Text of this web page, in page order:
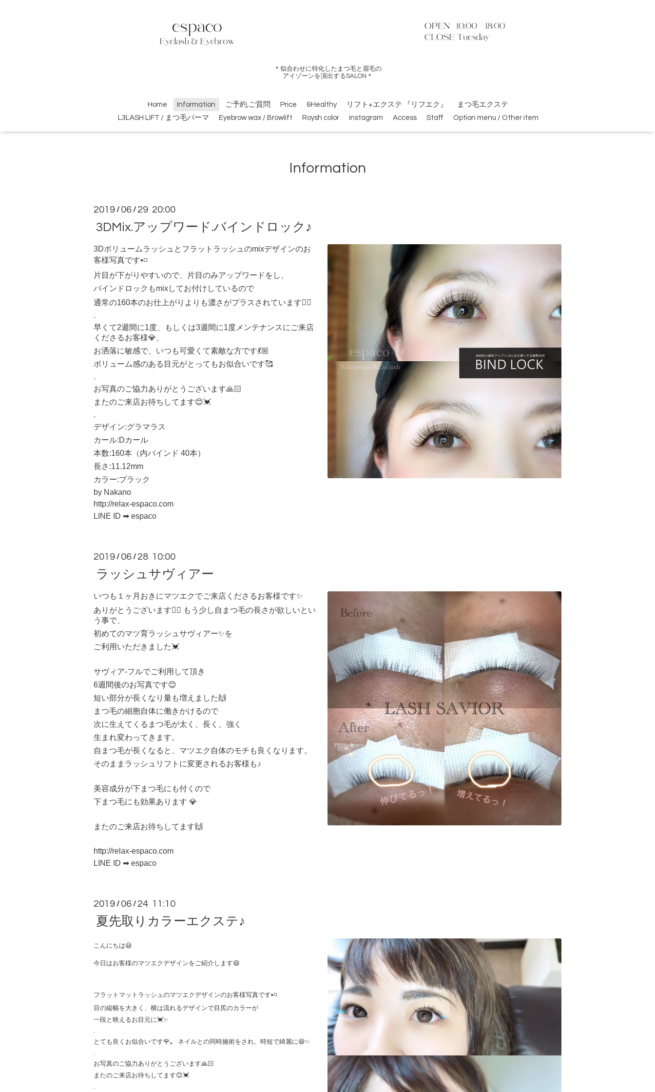
＊似合わせに特化したまつ毛と眉毛の
アイゾーンを演出するSALON＊
Home Information ご予約,ご質問 Price &Healthy リフト+エクステ 『リフエク』
まつ毛エクステ
L3LASH LIFT / まつ毛パーマ
Eyebrow wax / Browlift Roysh color instagram Access Staff Option menu / Other item
Information
2019 / 06 / 29 20:00
3DMix.アップワード.バインドロック♪
3Dボリュームラッシュとフラットラッシュのmixデザインのお
客様写真です▪️◽️
片目が下がりやすいので、片目のみアップワードをし、
バインドロックもmixしてお付けしているので
通常の160本のお仕上がりよりも濃さがプラスされています🙆‍♀️
.
早くて2週間に1度、もしくは3週間に1度メンテナンスにご来店
くださるお客様💎、
お洒落に敏感で、いつも可愛くて素敵な方です💃🏼
ボリューム感のある目元がとってもお似合いです🥰
.
お写真のご協力ありがとうございます🙏🏻
またのご来店お待ちしてます😊💓
.
デザイン:グラマラス
カール:Dカール
本数:160本（内バインド 40本）
長さ:11.12mm
カラー:ブラック
by Nakano
http://relax-espaco.com
LINE ID ➡ espaco
2019 / 06 / 28 10:00
ラッシュサヴィアー
いつも１ヶ月おきにマツエクでご来店くださるお客様です✨
ありがとうございます🙇‍♀️ もう少し自まつ毛の長さが欲しいとい
う事で、
初めてのマツ育ラッシュサヴィアー✨を
ご利用いただきました💓
サヴィア-フルでご利用して頂き
6週間後のお写真です😊
短い部分が長くなり量も増えました🙌
まつ毛の細胞自体に働きかけるので
次に生えてくるまつ毛が太く、長く、強く
生まれ変わってきます。
自まつ毛が長くなると、マツエク自体のモチも良くなります。
そのままラッシュリフトに変更されるお客様も♪
美容成分が下まつ毛にも付くので
下まつ毛にも効果あります 💎
またのご来店お待ちしてます🙌
http://relax-espaco.com
LINE ID ➡ espaco
2019 / 06 / 24 11:10
夏先取りカラーエクステ♪
こんにちは😃
今日はお客様のマツエクデザインをご紹介します😆
フラットマットラッシュのマツエクデザインのお客様写真です▪️◽️
目の縦幅を大きく、横は流れるデザインで目尻のカラーが
一段と映えるお目元に💓✨
.
とても良くお似合いです🌹〟 ネイルとの同時施術をされ、時短で綺麗に😆✨
.
お写真のご協力ありがとうございます🙏🏻
またのご来店お待ちしてます😊💓
.